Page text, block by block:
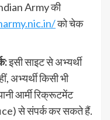
Army की
को चेक
इसी साइट से अभ्यर्थी
अभ्यर्थी किसी भी
आर्मी रिक्रूटमेंट
से संपर्क कर सकते हैं.